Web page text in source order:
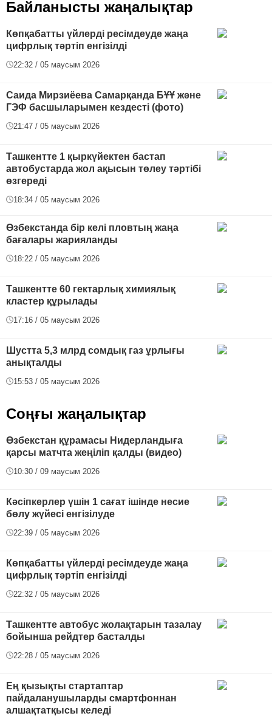
Байланысты жаңалықтар
Көпқабатты үйлерді ресімдеуде жаңа
цифрлық тәртіп енгізілді
22:32 / 05 маусым 2026
Саида Мирзиёева Самарқанда БҰҰ және
ГЭФ басшыларымен кездесті (фото)
21:47 / 05 маусым 2026
Ташкентте 1 қыркүйектен бастап
автобустарда жол ақысын төлеу тәртібі
өзгереді
18:34 / 05 маусым 2026
Өзбекстанда бір келі пловтың жаңа
бағалары жарияланды
18:22 / 05 маусым 2026
Ташкентте 60 гектарлық химиялық
кластер құрылады
17:16 / 05 маусым 2026
Шустта 5,3 млрд сомдық газ ұрлығы
анықталды
15:53 / 05 маусым 2026
Соңғы жаңалықтар
Өзбекстан құрамасы Нидерландыға
қарсы матчта жеңіліп қалды (видео)
10:30 / 09 маусым 2026
Кәсіпкерлер үшін 1 сағат ішінде несие
бөлу жүйесі енгізілуде
22:39 / 05 маусым 2026
Көпқабатты үйлерді ресімдеуде жаңа
цифрлық тәртіп енгізілді
22:32 / 05 маусым 2026
Ташкентте автобус жолақтарын тазалау
бойынша рейдтер басталды
22:28 / 05 маусым 2026
Ең қызықты стартаптар
пайдаланушыларды смартфоннан
алшақтатқысы келеді